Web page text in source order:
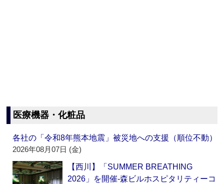
医療機器・化粧品
各社の「令和8年熊本地震」被災地への支援（順位不動）
2026年08月07日 (金)
【西川】「SUMMER BREATHING
2026」を開催‐森ビルホスピタリティーコ